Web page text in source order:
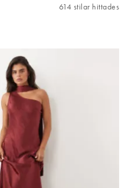
614 stilar hittades